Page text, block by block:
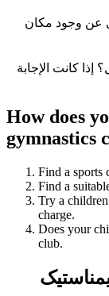
عن وجود مكان
كانت الإجابة
How does
gymnastics
Find a sports
Find a
Try a
charge.
Does your
club.